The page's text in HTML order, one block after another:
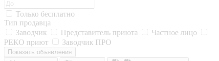
Только бесплатно
Тип продавца
Заводчик
Представитель приюта
Частное лицо
РЕКО приют
Заводчик ПРО
Показать объявления